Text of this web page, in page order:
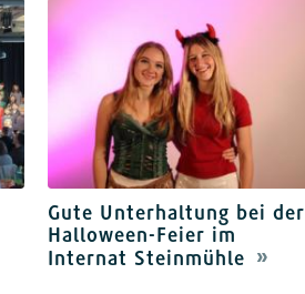
Gute Unterhaltung bei der
Halloween-Feier im
Internat Steinmühle